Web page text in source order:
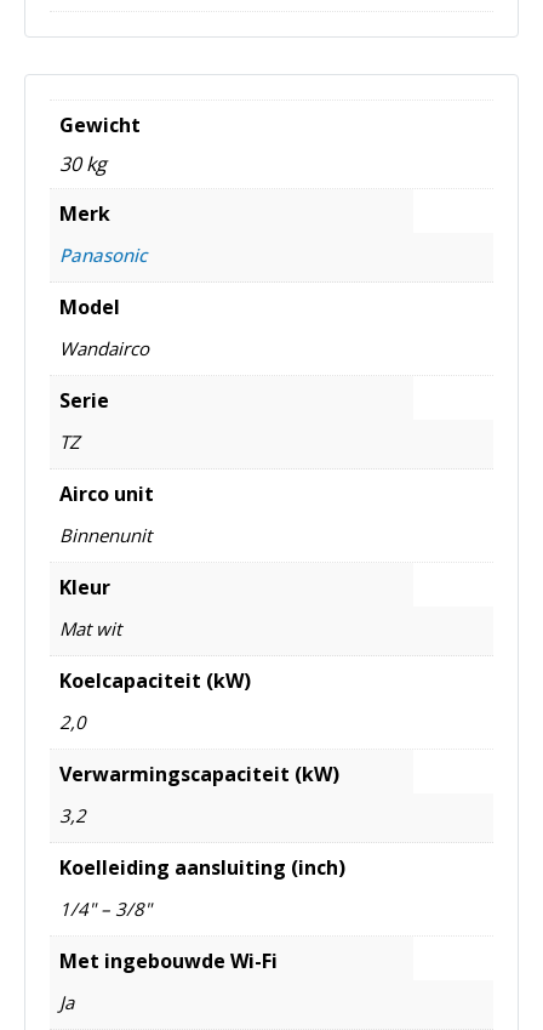
Gewicht
30 kg
Merk
Panasonic
Model
Wandairco
Serie
TZ
Airco unit
Binnenunit
Kleur
Mat wit
Koelcapaciteit (kW)
2,0
Verwarmingscapaciteit (kW)
3,2
Koelleiding aansluiting (inch)
1/4" – 3/8"
Met ingebouwde Wi-Fi
Ja